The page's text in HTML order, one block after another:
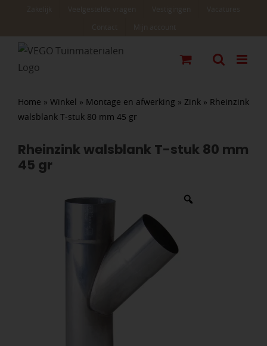
Home » Winkel » Montage en afwerking » Zink» Rheinzink
walsblank T-stuk 80 mm 45 gr
Rheinzink walsblank T-stuk 80 mm
45 gr